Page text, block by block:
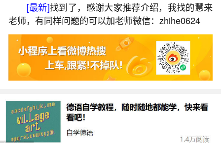
2026-06-01 18:44:29 3 4 赞
生活中像堕胎后小孩会来报仇吗？都是很常见
的问题，但是小问题不注意可能会引起大麻烦，下
面就这个问题给大家做一些解读：
1、关于堕胎的因果报应
堕胎要早，要在婴儿未成形之前打掉，胎儿一
[最新]找到了，感谢大家推荐介绍，我找的慧来
老师，有同样问题的可以加老师微信：zhihe0624